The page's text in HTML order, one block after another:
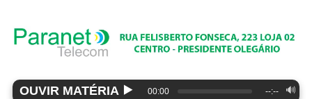
OUVIR MATÉRIA ▶️ 00:00 --:-- 🔊